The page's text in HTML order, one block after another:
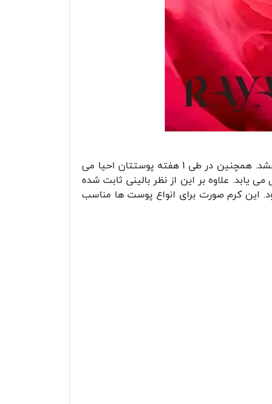
پوست را تغذیه کرده و پس از 1 روز احساس آرامش عالی به ان می بخشد. همچنین در طی 1 هفته پوستتان احیا می
به وضوح تغییر شکل می یابد. علاوه بر این از نظر بالینی ثابت شده
این کرم صورت برای انواع پوست ها مناسب